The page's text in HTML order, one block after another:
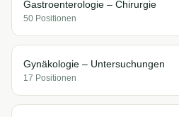
Gastroenterologie – Chirurgie
50 Positionen
Gynäkologie – Untersuchungen
17 Positionen